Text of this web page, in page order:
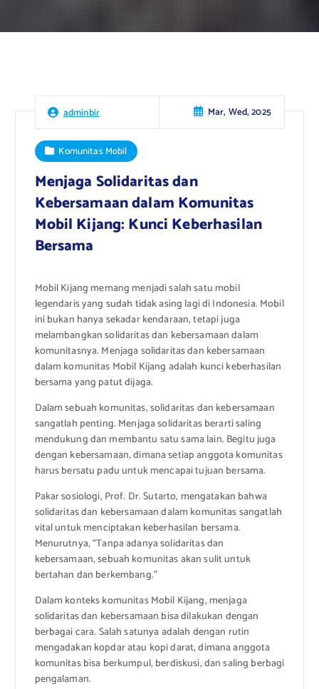
adminbir Mar, Wed, 2025
Komunitas Mobil
Menjaga Solidaritas dan
Kebersamaan dalam Komunitas
Mobil Kijang: Kunci Keberhasilan
Bersama
Mobil Kijang memang menjadi salah satu mobil
legendaris yang sudah tidak asing lagi di Indonesia. Mobil
ini bukan hanya sekadar kendaraan, tetapi juga
melambangkan solidaritas dan kebersamaan dalam
komunitasnya. Menjaga solidaritas dan kebersamaan
dalam komunitas Mobil Kijang adalah kunci keberhasilan
bersama yang patut dijaga.
Dalam sebuah komunitas, solidaritas dan kebersamaan
sangatlah penting. Menjaga solidaritas berarti saling
mendukung dan membantu satu sama lain. Begitu juga
dengan kebersamaan, dimana setiap anggota komunitas
harus bersatu padu untuk mencapai tujuan bersama.
Pakar sosiologi, Prof. Dr. Sutarto, mengatakan bahwa
solidaritas dan kebersamaan dalam komunitas sangatlah
vital untuk menciptakan keberhasilan bersama.
Menurutnya, “Tanpa adanya solidaritas dan
kebersamaan, sebuah komunitas akan sulit untuk
bertahan dan berkembang.”
Dalam konteks komunitas Mobil Kijang, menjaga
solidaritas dan kebersamaan bisa dilakukan dengan
berbagai cara. Salah satunya adalah dengan rutin
mengadakan kopdar atau kopi darat, dimana anggota
komunitas bisa berkumpul, berdiskusi, dan saling berbagi
pengalaman.